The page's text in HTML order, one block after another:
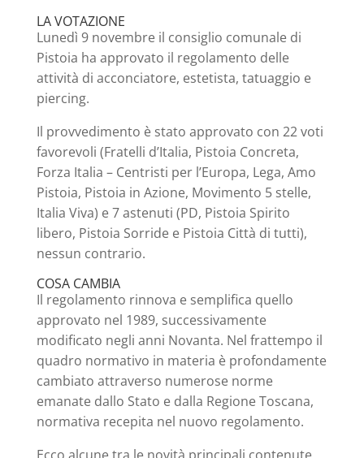
LA VOTAZIONE
Lunedì 9 novembre il consiglio comunale di
Pistoia ha approvato il regolamento delle
attività di acconciatore, estetista, tatuaggio e
piercing.
Il provvedimento è stato approvato con 22 voti
favorevoli (Fratelli d’Italia, Pistoia Concreta,
Forza Italia – Centristi per l’Europa, Lega, Amo
Pistoia, Pistoia in Azione, Movimento 5 stelle,
Italia Viva) e 7 astenuti (PD, Pistoia Spirito
libero, Pistoia Sorride e Pistoia Città di tutti),
nessun contrario.
COSA CAMBIA
Il regolamento rinnova e semplifica quello
approvato nel 1989, successivamente
modificato negli anni Novanta. Nel frattempo il
quadro normativo in materia è profondamente
cambiato attraverso numerose norme
emanate dallo Stato e dalla Regione Toscana,
normativa recepita nel nuovo regolamento.
Ecco alcune tra le novità principali contenute